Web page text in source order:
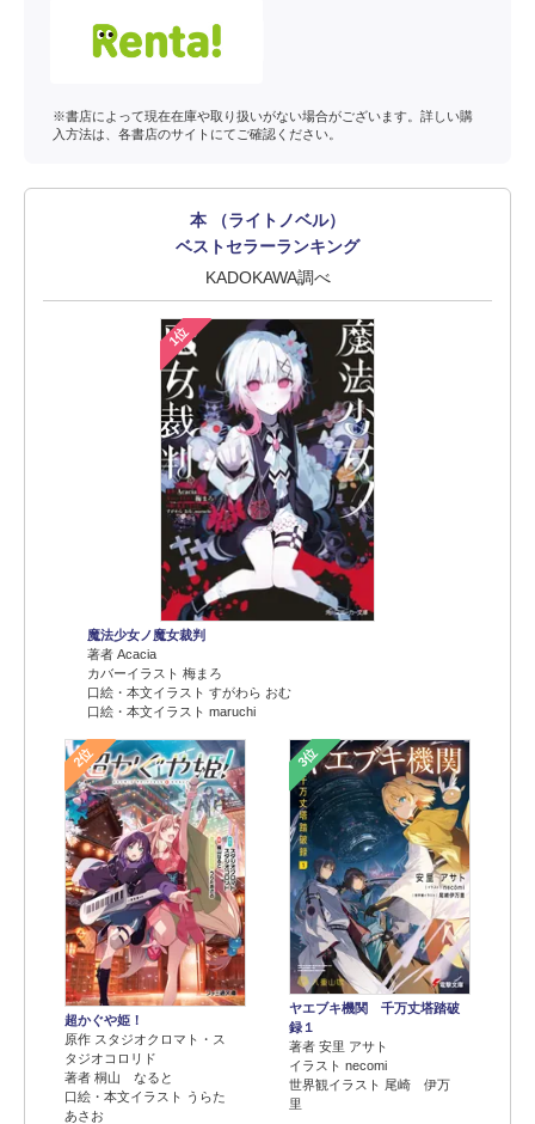
※書店によって現在在庫や取り扱いがない場合がございます。詳しい購
入方法は、各書店のサイトにてご確認ください。
本 （ライトノベル）
ベストセラーランキング
KADOKAWA調べ
1位
魔法少女ノ魔女裁判
著者 Acacia
カバーイラスト 梅まろ
口絵・本文イラスト すがわら おむ
口絵・本文イラスト maruchi
2位
超かぐや姫！
原作 スタジオクロマト・ス
タジオコロリド
著者 桐山 なると
口絵・本文イラスト うらた
あさお
3位
ヤエブキ機関 千万丈塔踏破
録１
著者 安里 アサト
イラスト necomi
世界観イラスト 尾崎 伊万
里